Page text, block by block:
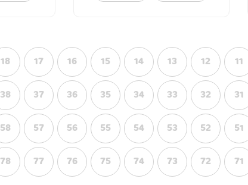
11
12
13
14
15
16
17
18
31
32
33
34
35
36
37
38
51
52
53
54
55
56
57
58
71
72
73
74
75
76
77
78